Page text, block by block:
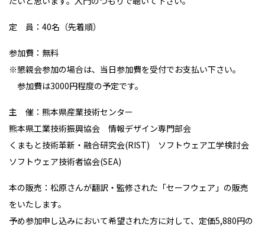
定 員：40名（先着順）
参加費：無料
※懇親会参加の場合は、当日参加費を受付でお支払い下さい。
参加費は3000円程度の予定です。
主 催：熊本県産業技術センター
熊本県工業技術振興協会 情報デザイン専門部会
くまもと技術革新・融合研究会(RIST) ソフトウェア工学検討会
ソフトウェア技術者協会(SEA)
本の販売：松原さんが翻訳・監修された「セーフウェア」の販売
をいたします。
予め参加申し込みにおいて希望された方に対して、定価5,880円の